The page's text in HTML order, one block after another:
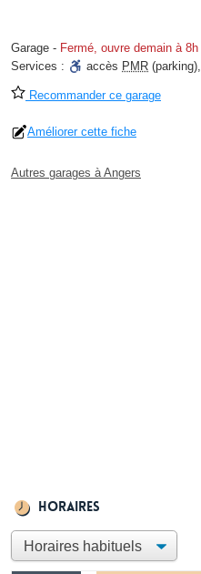
Garage - Fermé, ouvre demain à 8h
Services :
accès PMR (parking),
Recommander ce garage
Améliorer cette fiche
Autres garages à Angers
Horaires